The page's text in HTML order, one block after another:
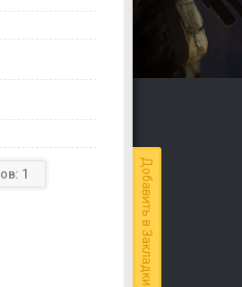
Добавить в Закладки
1